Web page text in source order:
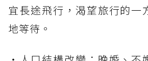
宜長途飛行，渴望旅行的一
地等待。